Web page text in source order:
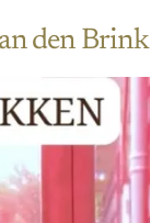
den Brink